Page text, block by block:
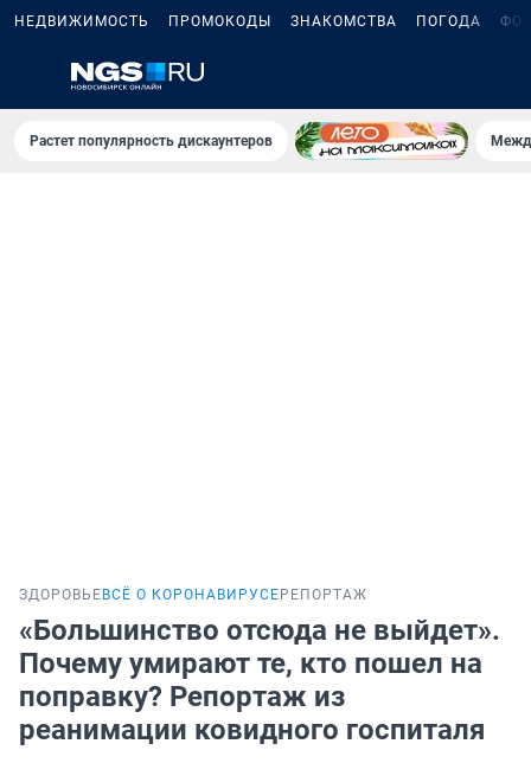
НЕДВИЖИМОСТЬ ПРОМОКОДЫ ЗНАКОМСТВА ПОГОДА
Растет популярность дискаунтеров
ЗДОРОВЬЕ ВСЁ О КОРОНАВИРУСЕ РЕПОРТАЖ
«Большинство отсюда не выйдет».
Почему умирают те, кто пошел на
поправку? Репортаж из
реанимации ковидного госпиталя